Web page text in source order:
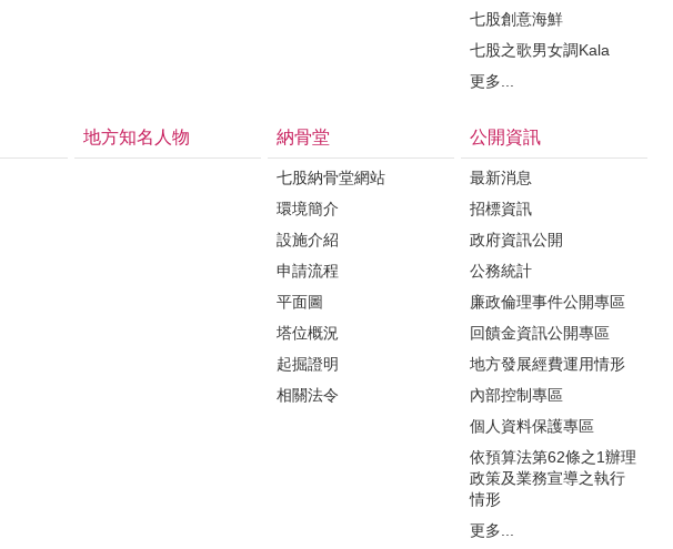
七股創意海鮮
七股之歌男女調Kala
更多...
地方知名人物 納骨堂
七股納骨堂網站
環境簡介
設施介紹
申請流程
平面圖
塔位概況
起掘證明
相關法令
公開資訊
最新消息
招標資訊
政府資訊公開
公務統計
廉政倫理事件公開專區
回饋金資訊公開專區
地方發展經費運用情形
內部控制專區
個人資料保護專區
依預算法第62條之1辦理
政策及業務宣導之執行
情形
更多...